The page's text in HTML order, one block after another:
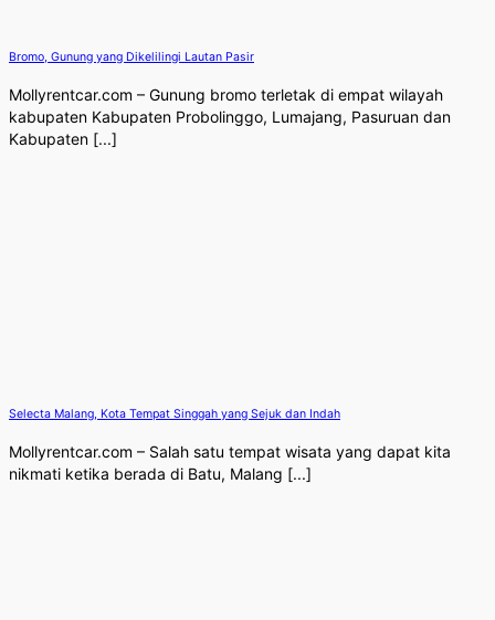
Bromo, Gunung yang Dikelilingi Lautan Pasir
Mollyrentcar.com – Gunung bromo terletak di empat wilayah
kabupaten Kabupaten Probolinggo, Lumajang, Pasuruan dan
Kabupaten [...]
Selecta Malang, Kota Tempat Singgah yang Sejuk dan Indah
Mollyrentcar.com – Salah satu tempat wisata yang dapat kita
nikmati ketika berada di Batu, Malang [...]